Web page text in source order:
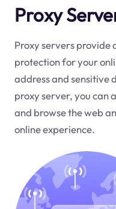
Proxy
Proxy servers
protection for your
address and sensitive
proxy server, you can
and browse the web
online experience.